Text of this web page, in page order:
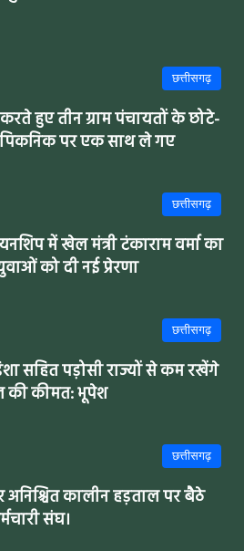
छत्तीसगढ़
हुए तीन ग्राम पंचायतों के छोटे-
पिकनिक पर एक साथ ले गए
छत्तीसगढ़
में खेल मंत्री टंकाराम वर्मा का
को दी नई प्रेरणा
छत्तीसगढ़
सहित पड़ोसी राज्यों से कम रखेंगे
की कीमत: भूपेश
छत्तीसगढ़
कालीन हड़ताल पर बैठे
संघ।